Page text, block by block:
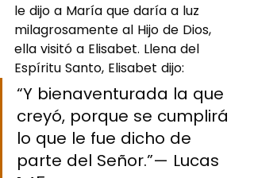
le dijo a María que daría a luz
milagrosamente al Hijo de Dios,
ella visitó a Elisabet. Llena del
Espíritu Santo, Elisabet dijo:
“Y bienaventurada la que
creyó, porque se cumplirá
lo que le fue dicho de
parte del Señor.”— Lucas